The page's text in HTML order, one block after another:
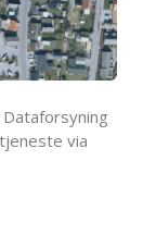
via